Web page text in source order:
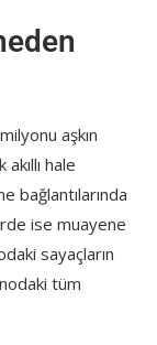
aşkın
hale
bağlantılarında
ise muayene
sayaçların
tüm